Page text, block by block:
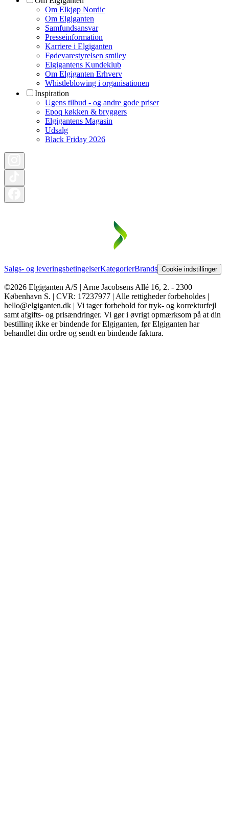
Om Elkjøp Nordic
Om Elgiganten
Samfundsansvar
Presseinformation
Karriere i Elgiganten
Fødevarestyrelsen smiley
Elgigantens Kundeklub
Om Elgiganten Erhverv
Whistleblowing i organisationen
Inspiration
Ugens tilbud - og andre gode priser
Epoq køkken & bryggers
Elgigantens Magasin
Udsalg
Black Friday 2026
Salgs- og leveringsbetingelserKategorierBrands Cookie indstillinger
©2026 Elgiganten A/S | Arne Jacobsens Allé 16, 2. - 2300
København S. | CVR: 17237977 | Alle rettigheder forbeholdes |
hello@elgiganten.dk | Vi tager forbehold for tryk- og korrekturfejl
samt afgifts- og prisændringer. Vi gør i øvrigt opmærksom på at din
bestilling ikke er bindende for Elgiganten, før Elgiganten har
behandlet din ordre og sendt en bindende faktura.